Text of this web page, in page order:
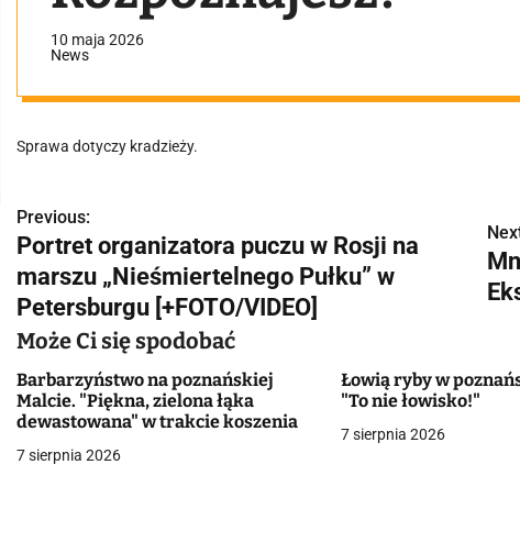
10 maja 2026
News
Sprawa dotyczy kradzieży.
N
a
w
i
g
a
Previous:
Portret organizatora puczu w Rosji na
marszu „Nieśmiertelnego Pułku” w
Petersburgu [+FOTO/VIDEO]
Może Ci się spodobać
Barbarzyństwo na poznańskiej
Malcie. "Piękna, zielona łąka
dewastowana" w trakcie koszenia
7 sierpnia 2026
Łowią ryby w
"To nie łowisko!"
7 sierpnia 2026